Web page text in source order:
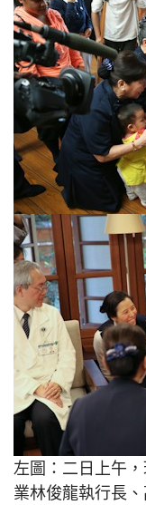
左圖：二日上午
業林俊龍執行長